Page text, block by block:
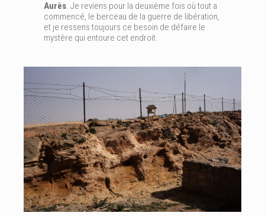
Aurès. Je reviens pour la deuxième fois où tout a
commencé, le berceau de la guerre de libération,
et je ressens toujours ce besoin de défaire le
mystère qui entoure cet endroit.